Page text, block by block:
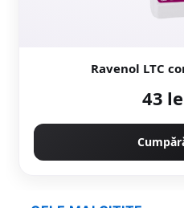
Ravenol LTC
43